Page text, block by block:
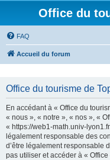
Office du
FAQ
Accueil du forum
Office du tourisme de
En accédant à « Office du
« nous », « notre », « nos », «
« https://web1-math.univ-
légalement responsable des
d’être légalement responsable
pas utiliser et accéder à «